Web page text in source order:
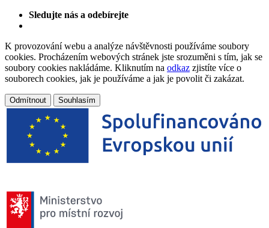
Sledujte nás a odebírejte
K provozování webu a analýze návštěvnosti používáme soubory
cookies. Procházením webových stránek jste srozuměni s tím, jak se
soubory cookies nakládáme. Kliknutím na odkaz zjistíte více o
souborech cookies, jak je používáme a jak je povolit či zakázat.
Odmítnout Souhlasím